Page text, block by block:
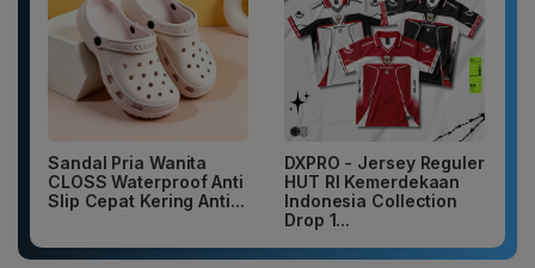
Sandal Pria Wanita
CLOSS Waterproof Anti
Slip Cepat Kering Anti...
DXPRO - Jersey Reguler
HUT RI Kemerdekaan
Indonesia Collection
Drop 1...